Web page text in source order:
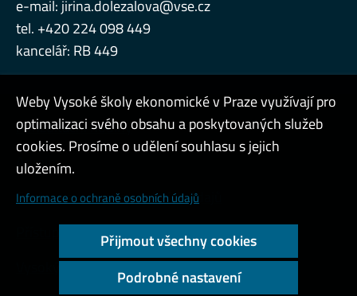
e-mail: jirina.dolezalova@vse.cz
tel. +420 224 098 449
kancelář: RB 449
Konzultační hodiny
Admin
Cookies a ochrana osobních údajů
Přístupnost webu
Vysoký kontrast
Weby Vysoké školy ekonomické v Praze využívají pro
optimalizaci svého obsahu a poskytovaných služeb
cookies. Prosíme o udělení souhlasu s jejich
uložením.
Informace o ochraně osobních údajů
Přijmout všechny cookies
Podrobné nastavení